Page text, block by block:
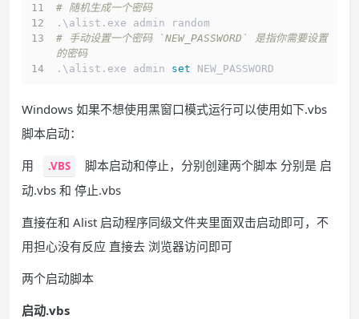
# 随机生成一个密码
.\alist.exe admin random
# 手动设置一个密码 `NEW_PASSWORD` 是指你需要设置
的密码
.\alist.exe admin set NEW_PASSWORD
Windows 如果不想使用黑窗口模式运行可以使用如下.vbs
脚本启动：
用
.VBS
脚本启动和停止，分别创建两个脚本 分别是 启
动.vbs 和 停止.vbs
直接在和 Alist 启动程序同级文件夹里面双击启动即可，不
用担心没有反应 直接去 浏览器访问即可
两个启动脚本
启动.vbs